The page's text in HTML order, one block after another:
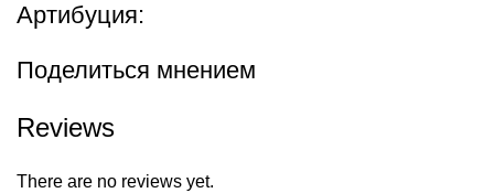
Артибуция:
Поделиться мнением
Reviews
There are no reviews yet.